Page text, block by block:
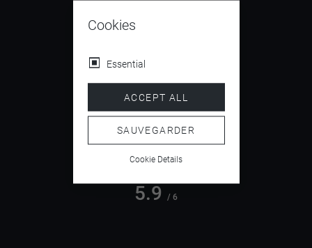
4.5
5.9 / 6
Cookies
Essential
ACCEPT ALL
SAUVEGARDER
Cookie Details